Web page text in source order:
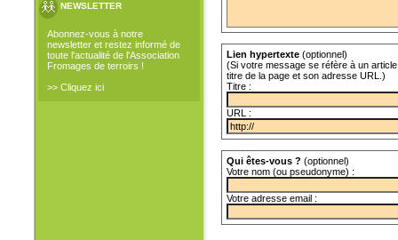
NEWSLETTER
Abonnez-vous à notre
newsletter et restez informé de
toute l'actualité de l'Association
Fromages de terroirs !
>> Cliquez ici
Lien hypertexte (optionnel)
(Si votre message se réfère à un
titre de la page et son adresse URL.)
Titre :
URL :
Qui êtes-vous ? (optionnel)
Votre nom (ou pseudonyme) :
Votre adresse email :